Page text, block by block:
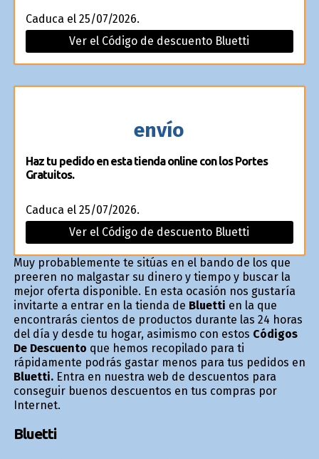
Caduca el 25/07/2026.
Ver el Código de descuento Bluetti
envío
Haz tu pedido en esta tienda online con los Portes
Gratuitos.
Caduca el 25/07/2026.
Ver el Código de descuento Bluetti
Muy probablemente te sitúas en el bando de los que
prefieren no malgastar su dinero y tiempo y buscar la
mejor oferta disponible. En esta ocasión nos gustaría
invitarte a entrar en la tienda de Bluetti en la que
encontrarás cientos de productos durante las 24 horas
del día y desde tu hogar, asimismo con estos Códigos
De Descuento que hemos recopilado para ti
rápidamente podrás gastar menos para tus pedidos en
Bluetti.Entra en nuestra web de descuentos para
conseguir buenos descuentos en tus compras por
Internet.
Bluetti